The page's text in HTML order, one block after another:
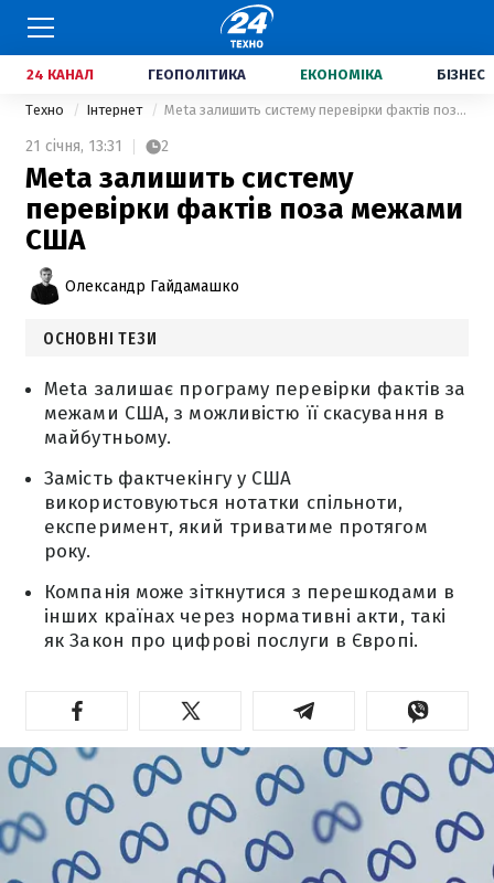
24 КАНАЛ ГЕОПОЛІТИКА ЕКОНОМІКА БІЗНЕС
Техно Інтернет Meta залишить систему перевірки фактів поза межами США
21 січня, 13:31 2
Meta залишить систему
перевірки фактів поза межами
США
Олександр Гайдамашко
ОСНОВНІ ТЕЗИ
Meta залишає програму перевірки фактів за
межами США, з можливістю її скасування в
майбутньому.
Замість фактчекінгу у США
використовуються нотатки спільноти,
експеримент, який триватиме протягом
року.
Компанія може зіткнутися з перешкодами в
інших країнах через нормативні акти, такі
як Закон про цифрові послуги в Європі.